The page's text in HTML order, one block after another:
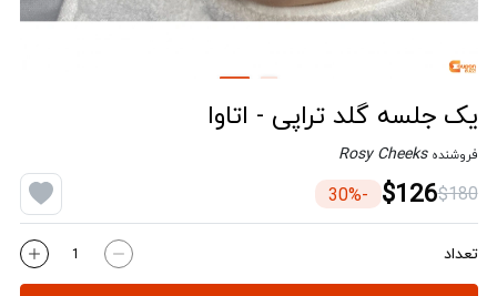
یک جلسه گلد تراپی - اتاوا
فروشنده Rosy Cheeks
$180
$126
-30%
تعداد